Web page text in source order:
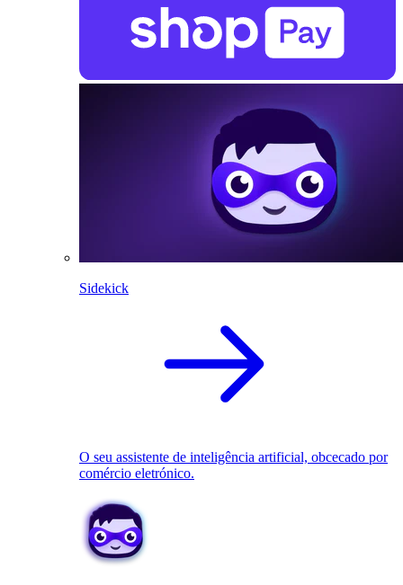
Sidekick
O seu assistente de inteligência artificial, obcecado por
comércio eletrónico.